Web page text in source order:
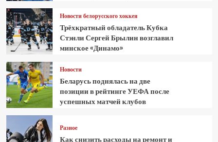
Новости белорусского хоккея
Трёхкратный обладатель Кубка
Стэнли Сергей Брылин возглавил
минское «Динамо»
Новости
Беларусь поднялась на две
позиции в рейтинге УЕФА после
успешных матчей клубов
Разное
Как снизить расходы на ремонт и